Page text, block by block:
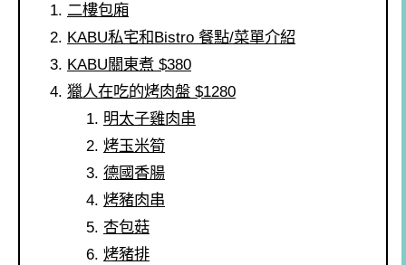
二樓包廂
KABU私宅和Bistro 餐點/菜單介紹
KABU關東煮 $380
獵人在吃的烤肉盤 $1280
明太子雞肉串
烤玉米筍
德國香腸
烤豬肉串
杏包菇
烤豬排